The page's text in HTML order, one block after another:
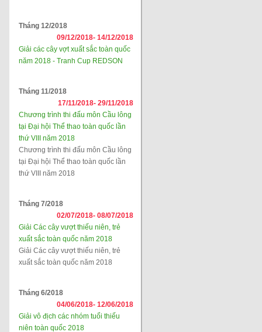
Tháng 12/2018
09/12/2018- 14/12/2018
Giải các cây vợt xuất sắc toàn quốc
năm 2018 - Tranh Cup REDSON
Tháng 11/2018
17/11/2018- 29/11/2018
Chương trình thi đấu môn Cầu lông
tại Đại hội Thể thao toàn quốc lần
thứ VIII năm 2018
Chương trình thi đấu môn Cầu lông
tại Đại hội Thể thao toàn quốc lần
thứ VIII năm 2018
Tháng 7/2018
02/07/2018- 08/07/2018
Giải Các cây vượt thiếu niên, trẻ
xuất sắc toàn quốc năm 2018
Giải Các cây vượt thiếu niên, trẻ
xuất sắc toàn quốc năm 2018
Tháng 6/2018
04/06/2018- 12/06/2018
Giải vô địch các nhóm tuổi thiếu
niên toàn quốc 2018